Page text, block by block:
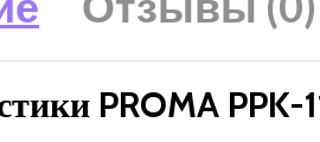
PROMA PPK-